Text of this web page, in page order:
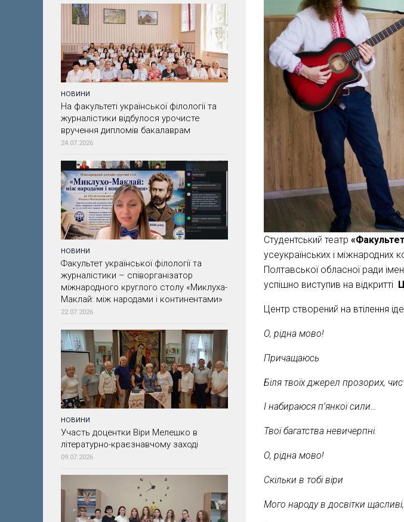
Студентський театр «Факультет
усеукраїнських і міжнародних
Полтавської обласної ради
успішно виступив на відкритті
Центр створений на втілення
О, рідна мово!
Причащаюсь
Біля твоїх джерел прозорих,
І набираюся п’янкої сили…
Твої багатства невичерпні.
О, рідна мово!
Скільки в
Мого народу в досвітки щасливі,
НОВИНИ
На факультеті української філології та
журналістики відбулося урочисте
вручення дипломів бакалаврам
24.07.2026
НОВИНИ
Факультет української філології та
журналістики – співорганізатор
міжнародного круглого столу «Миклуха-
Маклай: між народами і континентами»
22.07.2026
НОВИНИ
Участь доцентки Віри Мелешко в
літературно-краєзнавчому заході
09.07.2026